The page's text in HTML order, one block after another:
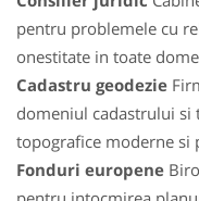
pentru problemele cu
onestitate in toate
Cadastru geodezie
domeniul cadastrului si
topografice moderne si
Fonduri europene